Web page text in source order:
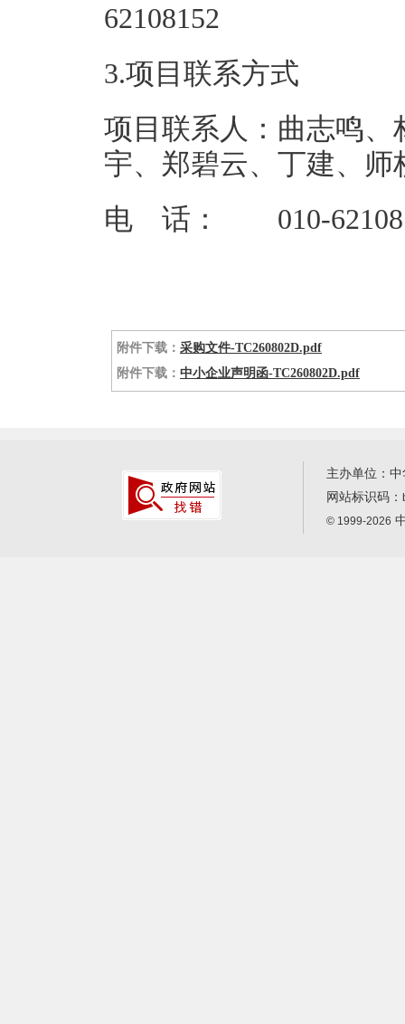
3.项目联系方式
项目联系人：曲志鸣
宇、郑碧云、丁建、师
电 话： 010-
附件下载： 采购文件-TC260802D.pdf
附件下载： 中小企业声明函-TC260802D.pdf
主办单位：
网站标识码：
© 1999-2026